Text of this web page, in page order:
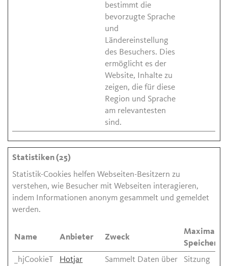
bestimmt die
bevorzugte Sprache
und
Ländereinstellung
des Besuchers. Dies
ermöglicht es der
Website, Inhalte zu
zeigen, die für diese
Region und Sprache
am relevantesten
sind.
Statistiken (25)
Statistik-Cookies helfen Webseiten-Besitzern zu
verstehen, wie Besucher mit Webseiten interagieren,
indem Informationen anonym gesammelt und gemeldet
werden.
Name Anbieter Zweck
Maximale
_hjCookieT
Hotjar
Sammelt Daten über
Sitzung